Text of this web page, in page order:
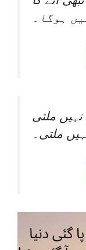
ہوگا۔
ملتی۔